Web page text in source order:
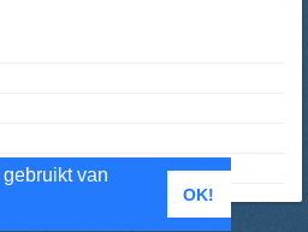
van
OK!